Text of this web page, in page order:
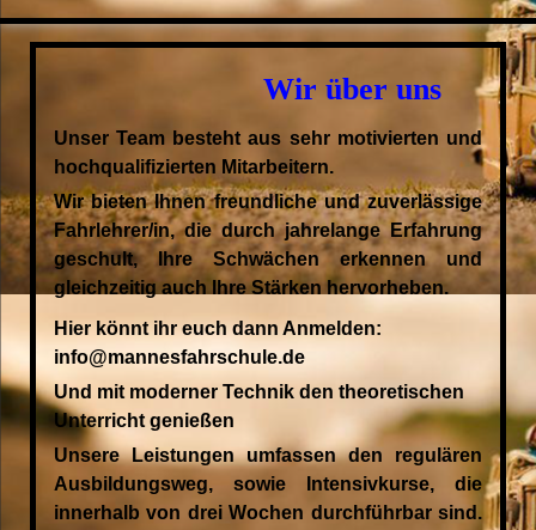
Wir über uns
Unser Team besteht aus sehr motivierten und
hochqualifizierten Mitarbeitern.
Wir bieten Ihnen freundliche und zuverlässige
Fahrlehrer/in, die durch jahrelange Erfahrung
geschult, Ihre Schwächen erkennen und
gleichzeitig auch Ihre Stärken hervorheben.
Hier könnt ihr euch dann Anmelden:
info@mannesfahrschule.de
Und mit moderner Technik den theoretischen
Unterricht genießen
Unsere Leistungen umfassen den regulären
Ausbildungsweg, sowie Intensivkurse, die
innerhalb von drei Wochen durchführbar sind.